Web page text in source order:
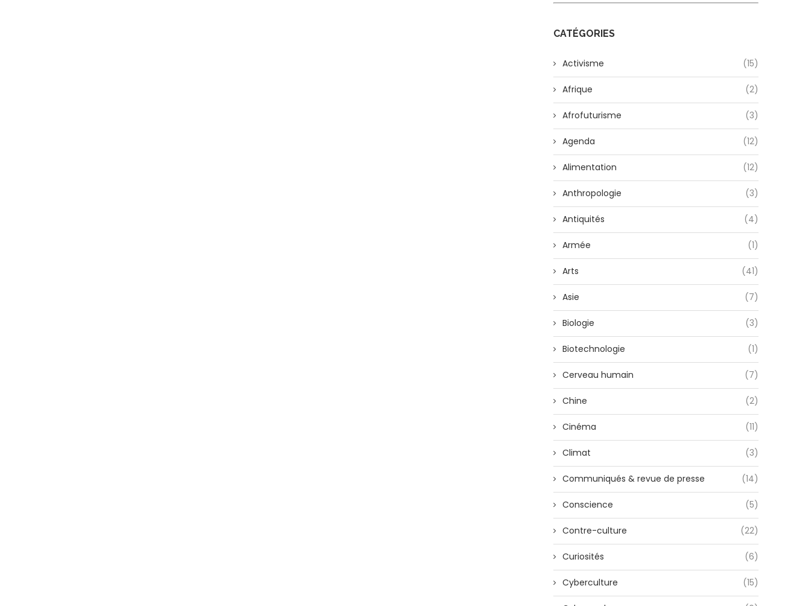
CATÉGORIES
Activisme (15)
Afrique (2)
Afrofuturisme (3)
Agenda (12)
Alimentation (12)
Anthropologie (3)
Antiquités (4)
Armée (1)
Arts (41)
Asie (7)
Biologie (3)
Biotechnologie (1)
Cerveau humain (7)
Chine (2)
Cinéma (11)
Climat (3)
Communiqués & revue de presse (14)
Conscience (5)
Contre-culture (22)
Curiosités (6)
Cyberculture (15)